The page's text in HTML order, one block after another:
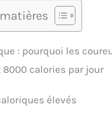
: pourquoi les
calories par jour
élevés